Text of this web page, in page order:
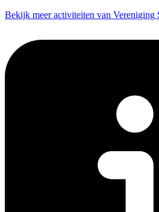
Bekijk meer activiteiten van Vereniging